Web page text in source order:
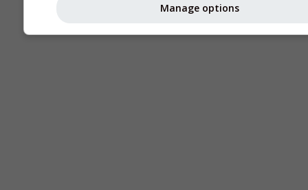
Manage options